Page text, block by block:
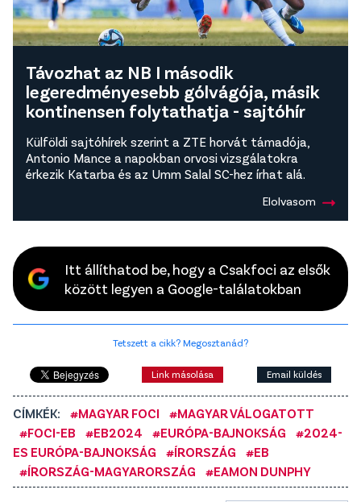
Távozhat az NB I második
legeredményesebb gólvágója, másik
kontinensen folytathatja - sajtóhír
Külföldi sajtóhírek szerint a ZTE horvát támadója,
Antonio Mance a napokban orvosi vizsgálatokra
érkezik Katarba és az Umm Salal SC-hez írhat alá.
Elolvasom
Itt állíthatod be, hogy a Csakfoci az elsők
között legyen a Google-találatokban
Tetszett a cikk? Megosztanád?
Link másolása Email küldés
CÍMKÉK: #MAGYAR FOCI
#MAGYAR VÁLOGATOTT
#FOCI-EB
#EB2024 #EURÓPA-BAJNOKSÁG
#2024-
ES EURÓPA-BAJNOKSÁG
#ÍRORSZÁG
#EB
#ÍRORSZÁG-MAGYARORSZÁG
#EAMON DUNPHY